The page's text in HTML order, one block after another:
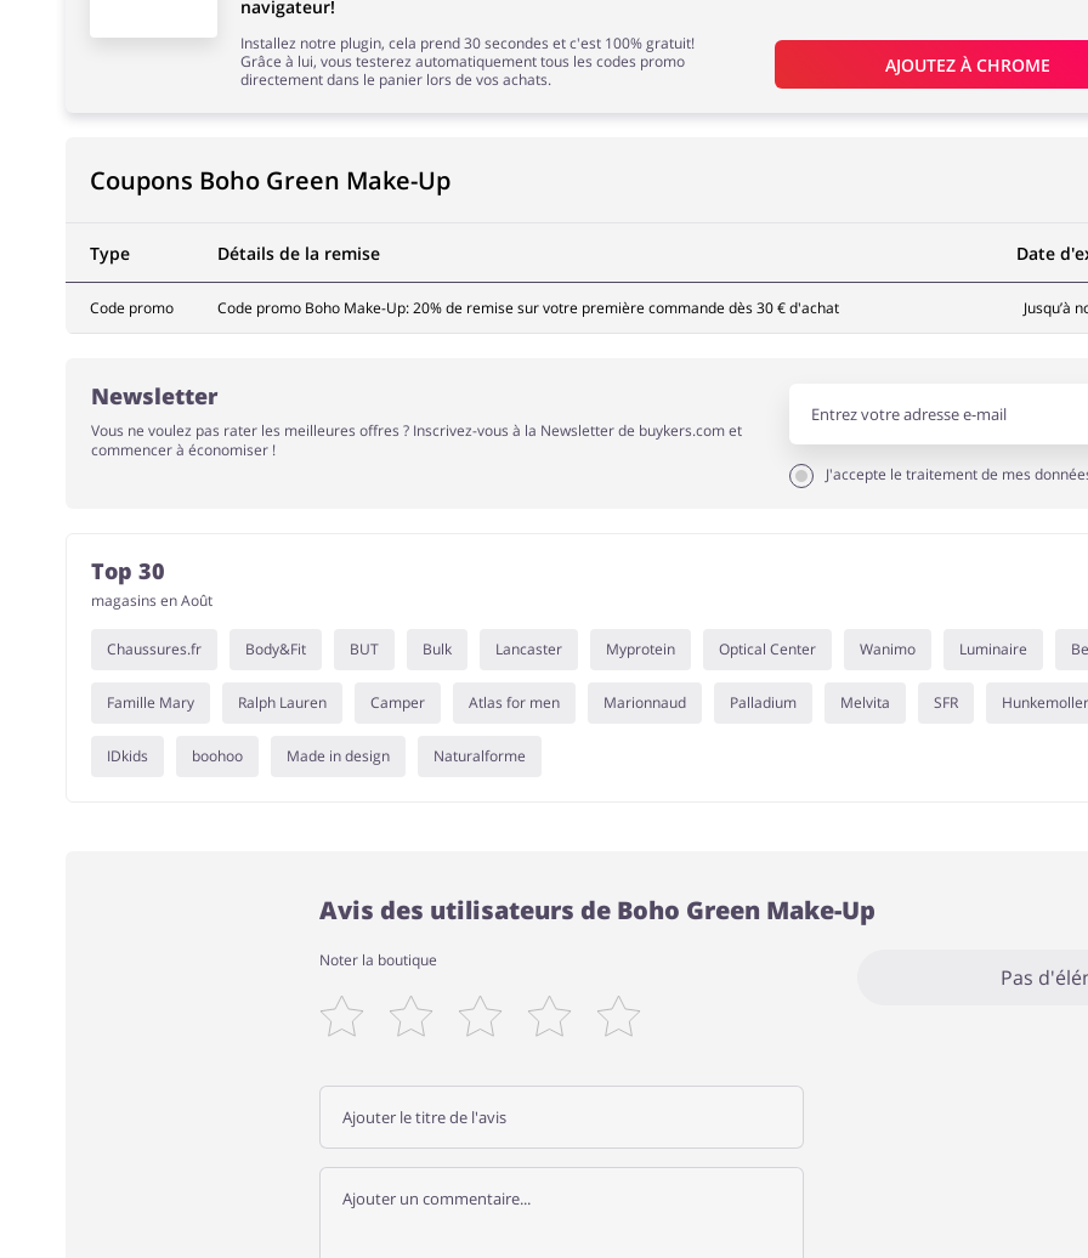
navigateur!
Installez notre plugin, cela prend 30 secondes et c'est 100% gratuit!
Grâce à lui, vous testerez automatiquement tous les codes promo
directement dans le panier lors de vos achats.
AJOUTEZ À CHROME
Coupons Boho Green Make-Up
Type Détails de la remise Date
Code promo Code promo Boho Make-Up: 20% de remise sur votre première commande dès 30 € d'achat Jusqu’à
Newsletter
Vous ne voulez pas rater les meilleures offres ? Inscrivez-vous à la Newsletter de buykers.com et
commencer à économiser !
J'accepte le traitement de mes
Top 30
magasins en Août
Chaussures.fr Body&Fit BUT Bulk Lancaster Myprotein Optical Center Wanimo Luminaire
Famille Mary Ralph Lauren Camper Atlas for men Marionnaud Palladium Melvita SFR Hunkemoller
IDkids boohoo Made in design Naturalforme
Avis des utilisateurs de Boho Green Make-Up
Noter la boutique
Pas